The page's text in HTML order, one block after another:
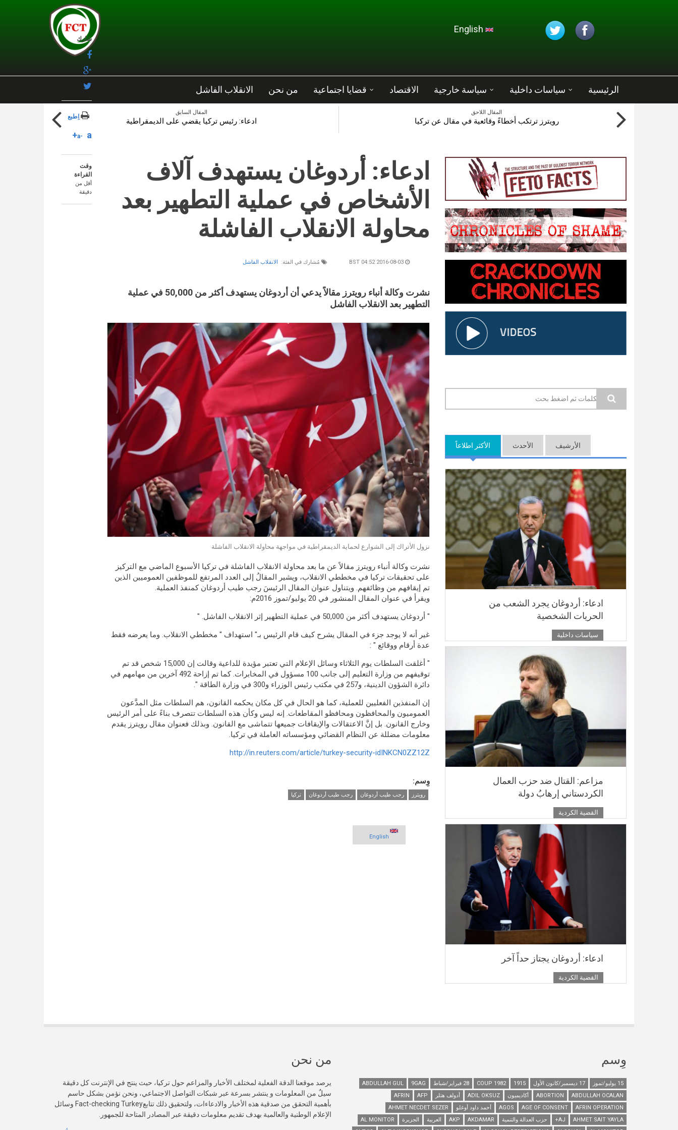
الرئيسية سياسات داخلية سياسة خارجية الاقتصاد قضايا اجتماعية من نحن الانقلاب الفاشل
المقال السابق
ادعاء: رئيس تركيا يقضي على الديمقراطية
المقال اللاحق
رويترز ترتكب أخطاءً وقائعية في مقال عن تركيا
وقت
القراءة
أقل من
دقيقة
شارك
اِطبع
a- a+
ادعاء: أردوغان يستهدف آلاف
الأشخاص في عملية التطهير بعد
محاولة الانقلاب الفاشلة
مُشارك في الفئة: الانقلاب الفاشل
نشرت وكالة أنباء رويترز مقالاً يدعي أن أردوغان يستهدف أكثر من 50,000 في عملية
التطهير بعد الانقلاب الفاشل
نزول الأتراك إلى الشوارع لحماية الديمقراطية في مواجهة محاولة الانقلاب الفاشلة
نشرت وكالة أنباء رويترز مقالاً عن ما بعد محاولة الانقلاب الفاشلة في تركيا الأسبوع الماضي مع التركيز
على تحقيقات تركيا في مخططي الانقلاب، ويشير المقالُ إلى العدد المرتفع للموظفين العموميين الذين
تم إيقافهم من وظائفهم. ويتناول عنوان المقال الرئيسَ رجب طيب أردوغان كمنفذ العملية.
ويقرأ في عنوان المقال المنشور في 20 يوليو/تموز 2016م:
" أردوغان يستهدف أكثر من 50,000 في عملية التطهير إثر الانقلاب الفاشل. "
غير أنه لا يوجد جزء في المقال يشرح كيف قام الرئيس بـ" استهداف " مخططي الانقلاب. وما يعرضه فقط
عدة أرقام ووقائع " :
" أغلقت السلطات يوم الثلاثاء وسائل الإعلام التي تعتبر مؤيدة للداعية وقالت إن 15,000 شخص قد تم
توقيفهم من وزارة التعليم إلى جانب 100 مسؤول في المخابرات. كما تم إزاحة 492 آخرين من مهامهم في
دائرة الشؤون الدينية، و257 في مكتب رئيس الوزراء و300 في وزارة الطاقة ".
إن المنفذين الفعليين للعملية، كما هو الحال في كل مكان يحكمه القانون، هم السلطات مثل المدَّعون
العموميون والمحافظون ومحافظو المقاطعات. إنه ليس وكأن هذه السلطات تتصرف بناءً على أمر الرئيس
وخارج القانون. بل إنَّ الاعتقالات والإيقافات جميعها تتماشى مع القانون. وبذلك فعنوان مقال رويترز يقدم
معلومات مضللة عن النظام القضائي ومؤسساته العاملة في تركيا.
http://in.reuters.com/article/turkey-security-idINKCN0ZZ12Z
وِسم:
رويترز رجب طيب أردوغان رجب طيب أردوغان تركيا
English
استمارة البحث
الأكثر اطلاعاً(علامة التبويب النشطة) الأحدث الأرشيف
ادعاء: أردوغان يجرد الشعب من
الحريات الشخصية
سياسات داخلية
مزاعم: القتال ضد حزب العمال
الكردستاني إرهابُ دولة
القضية الكردية
ادعاء: أردوغان يجتاز حداً آخر
القضية الكردية
من نحن
يرصد موقعنا الدقة الفعلية لمختلف الأخبار والمزاعم حول تركيا، حيث ينتج في الإنترنت كل دقيقة
سيلٌ من المعلومات و ينتشر بسرعة عبر شبكات التواصل الاجتماعي، ونحن نؤمن بشكل حاسم
بأهمية التحقق من صدقية هذه الأخبار والادعاءات، ولتحقيق ذلك تتابعFact-checking Turkey وسائل
الإعلام الوطنية والعالمية بهدف تقديم معلومات دقيقة عبر المصادر المتاحة للجمهور.
وِسم
15 يوليو/تموز 17 ديسمبر/كانون الأول 1915
1982 COUP 28 فبراير/شباط 9GAG
ABDULLAH GUL
ABDULLAH OCALAN
ABORTION أكاديميون ADIL OKSUZ أدولف هتلر AFP
AFRIN
AFRIN OPERATION
AGE OF CONSENT
AGOS أحمد داود أوغلو
AHMET NECDET SEZER
AHMET SAIT YAYLA
AJ+ حزب العدالة والتنمية AKDAMAR
AKP العربية الجزيرة
AL MONITOR